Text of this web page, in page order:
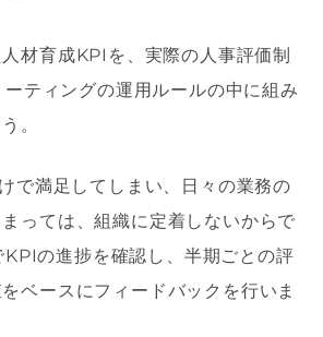
材育成KPIを、実際の人事評価制
ーティングの運用ルールの中に組み
。
で満足してしまい、日々の業務の
っては、組織に定着しないからで
KPIの進捗を確認し、半期ごとの評
ベースにフィードバックを行いま